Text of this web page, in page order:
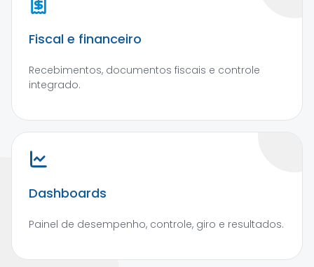
Fiscal e financeiro
Recebimentos, documentos fiscais e controle
integrado.
Dashboards
Painel de desempenho, controle, giro e resultados.